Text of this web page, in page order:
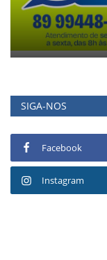
SIGA-NOS
Facebook
Instagram